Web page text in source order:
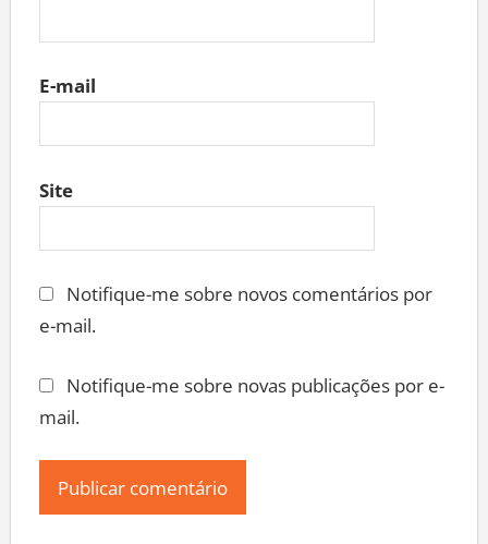
E-mail
Site
Notifique-me sobre novos comentários por
e-mail.
Notifique-me sobre novas publicações por e-
mail.